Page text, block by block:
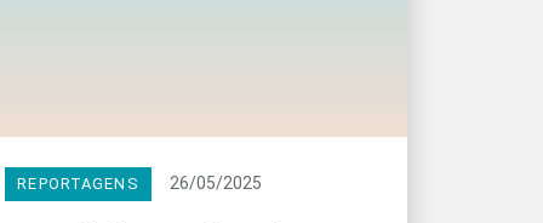
REPORTAGENS 26/05/2025